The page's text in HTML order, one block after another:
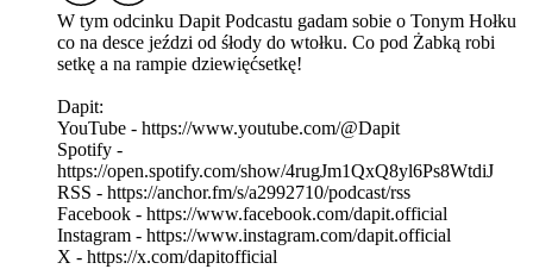
W tym odcinku Dapit Podcastu gadam sobie o Tonym Hołku
co na desce jeździ od śłody do wtołku. Co pod Żabką robi
setkę a na rampie dziewięćsetkę!
Dapit:
YouTube - https://www.youtube.com/@Dapit
Spotify -
https://open.spotify.com/show/4rugJm1QxQ8yl6Ps8WtdiJ
RSS - https://anchor.fm/s/a2992710/podcast/rss
Facebook - https://www.facebook.com/dapit.official
Instagram - https://www.instagram.com/dapit.official
X - https://x.com/dapitofficial